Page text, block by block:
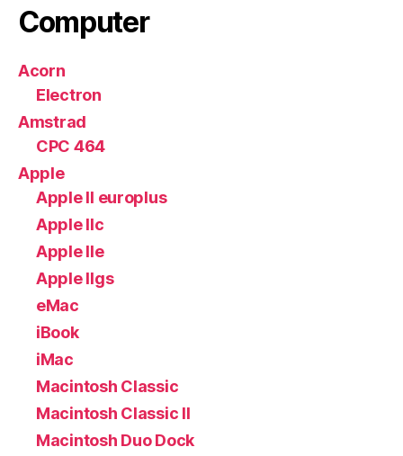
Computer
Acorn
Electron
Amstrad
CPC 464
Apple
Apple II europlus
Apple IIc
Apple IIe
Apple IIgs
eMac
iBook
iMac
Macintosh Classic
Macintosh Classic II
Macintosh Duo Dock